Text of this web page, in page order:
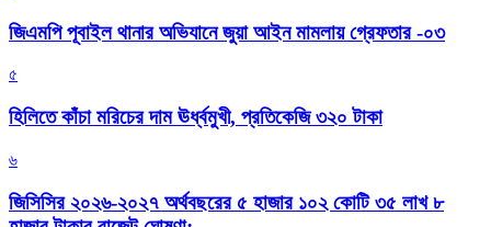
জিএমপি পূবাইল থানার অভিযানে জুয়া আইন মামলায় গ্রেফতার -০৩
৫
হিলিতে কাঁচা মরিচের দাম ঊর্ধ্বমুখী, প্রতিকেজি ৩২০ টাকা
৬
জিসিসির ২০২৬-২০২৭ অর্থবছরের ৫ হাজার ১০২ কোটি ৩৫ লাখ ৮